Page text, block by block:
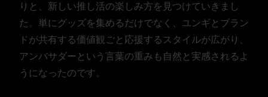
りと、新しい推し活の楽しみ方を見つけていきまし
た。単にグッズを集めるだけでなく、ユンギとブラン
ドが共有する価値観ごと応援するスタイルが広がり、
アンバサダーという言葉の重みも自然と実感されるよ
うになったのです。